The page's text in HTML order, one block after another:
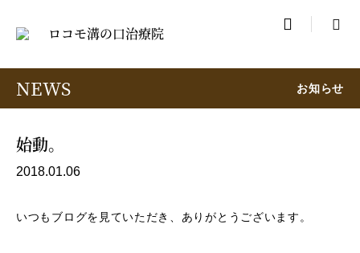

NEWS お知らせ
始動。
2018.01.06
いつもブログを見ていただき、ありがとうございます。